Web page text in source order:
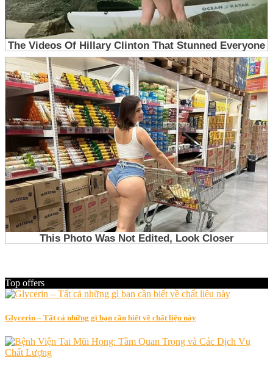
Top offers
Glycerin – Tất cả những gì bạn cần biết về chất liệu này